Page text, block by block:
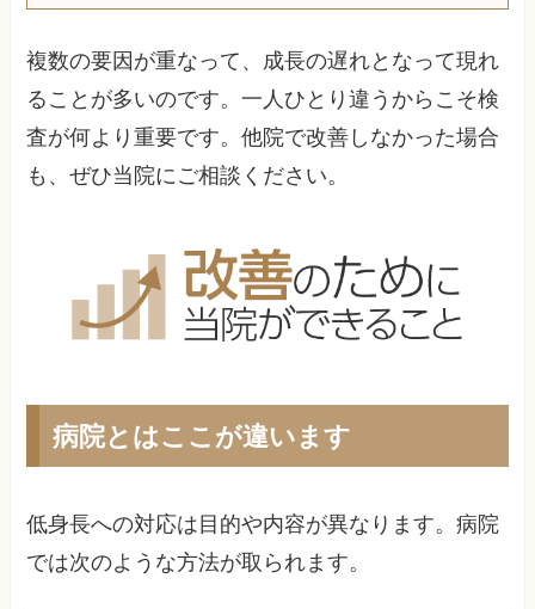
複数の要因が重なって、成長の遅れとなって現れ
ることが多いのです。一人ひとり違うからこそ検
査が何より重要です。他院で改善しなかった場合
も、ぜひ当院にご相談ください。
病院とはここが違います
低身長への対応は目的や内容が異なります。病院
では次のような方法が取られます。